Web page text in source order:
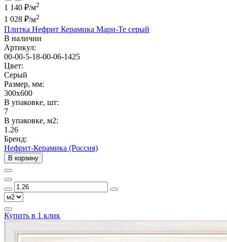
1 140 ₽/м2
1 028 ₽/м2
Плитка Нефрит Керамика Мари-Те серый
В наличии
Артикул:
00-00-5-18-00-06-1425
Цвет:
Серый
Размер, мм:
300x600
В упаковке, шт:
7
В упаковке, м2:
1.26
Бренд:
Нефрит-Керамика (Россия)
В корзину
Купить в 1 клик